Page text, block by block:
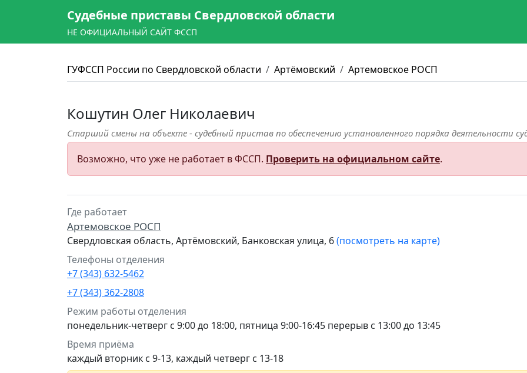
Судебные приставы Свердловской области
НЕ ОФИЦИАЛЬНЫЙ САЙТ ФССП
ГУФССП России по Свердловской области Артёмовский Артемовское РОСП
Кошутин Олег Николаевич
Старший смены на объекте - судебный пристав по обеспечению установленного порядка деятельности
Возможно, что уже не работает в ФССП. Проверить на официальном сайте.
Где работает
Артемовское РОСП
Свердловская область, Артёмовский, Банковская улица, 6(посмотреть на карте)
Телефоны отделения
+7 (343) 632-5462
+7 (343) 362-2808
Режим работы отделения
понедельник-четверг с 9:00 до 18:00, пятница 9:00-16:45 перерыв с 13:00 до 13:45
Время приёма
каждый вторник с 9-13, каждый четверг с 13-18